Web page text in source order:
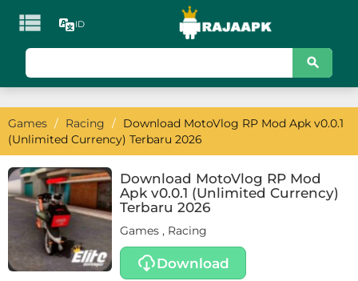
 ID
Games
Action
Arcade
Board
Card
Games / Racing / Download MotoVlog RP Mod Apk v0.0.1
(Unlimited Currency) Terbaru 2026
Download MotoVlog RP Mod
Apk v0.0.1 (Unlimited Currency)
Terbaru 2026
Games , Racing
Download